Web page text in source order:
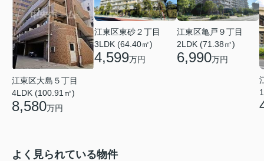
江東区大島５丁目
4LDK (100.91㎡)
8,580万円
江東区東砂２丁目
3LDK (64.40㎡)
4,599万円
江東区亀戸９丁目
2LDK (71.38㎡)
6,990万円
よく見られている物件